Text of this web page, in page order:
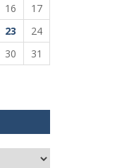
16
17
23
24
30 31